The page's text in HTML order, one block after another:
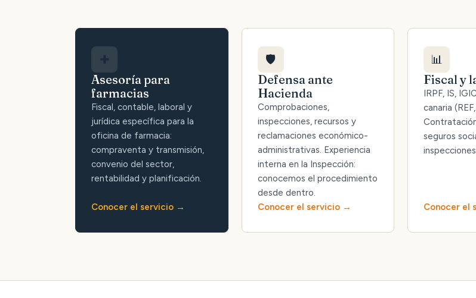
Asesoría para
farmacias
Fiscal, contable, laboral y
jurídica específica para la
oficina de farmacia:
compraventa y transmisión,
convenio del sector,
rentabilidad y planificación.
Conocer el servicio
🛡️
Defensa ante
Hacienda
Comprobaciones,
inspecciones, recursos y
reclamaciones económico-
administrativas. Experiencia
interna en la Inspección:
conocemos el procedimiento
desde dentro.
Conocer el servicio
📊
Fiscal y
IRPF, IS,
canaria
seguros
Conocer el